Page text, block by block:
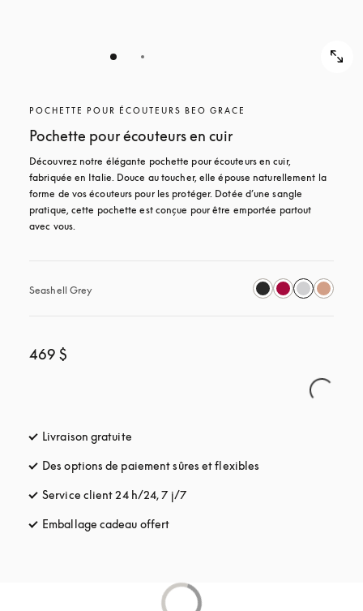
POCHETTE POUR ÉCOUTEURS BEO GRACE
Pochette pour écouteurs en cuir
Découvrez notre élégante pochette pour écouteurs en cuir,
fabriquée en Italie. Douce au toucher, elle épouse naturellement la
forme de vos écouteurs pour les protéger. Dotée d’une sangle
pratique, cette pochette est conçue pour être emportée partout
avec vous.
Seashell Grey
469 $
Livraison gratuite
Des options de paiement sûres et flexibles
Service client 24 h/24, 7 j/7s’ouvre dans un nouvel onglet
Emballage cadeau offert